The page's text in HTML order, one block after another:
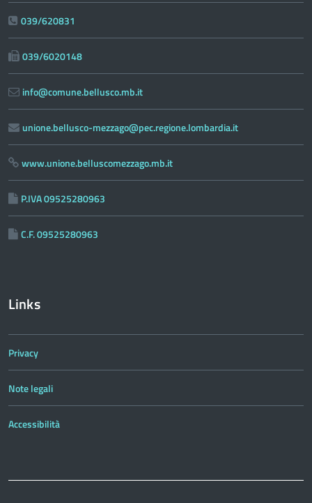
039/620831
039/6020148
info@comune.bellusco.mb.it
unione.bellusco-mezzago@pec.regione.lombardia.it
www.unione.belluscomezzago.mb.it
P.IVA 09525280963
C.F. 09525280963
Links
Privacy
Note legali
Accessibilità